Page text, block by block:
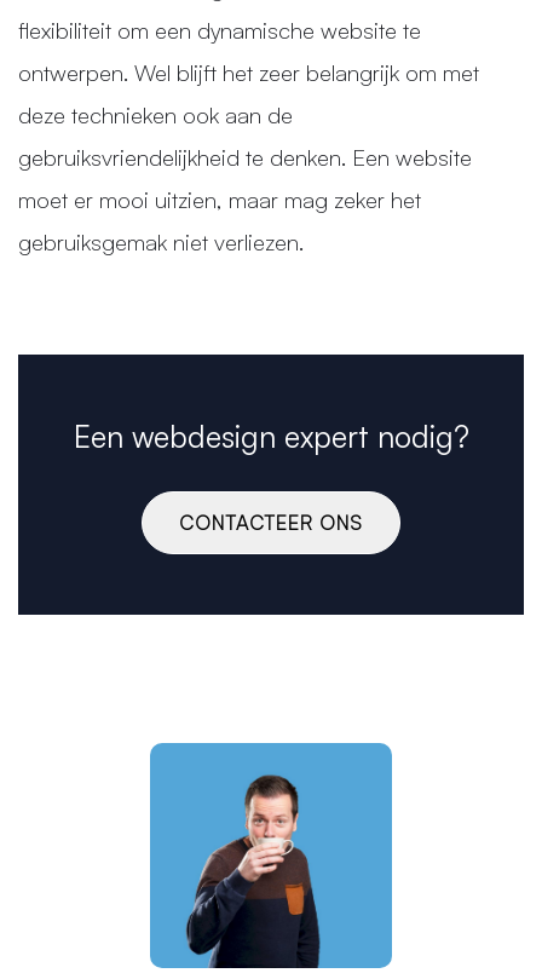
flexibiliteit om een dynamische website te
ontwerpen. Wel blijft het zeer belangrijk om met
deze technieken ook aan de
gebruiksvriendelijkheid te denken. Een website
moet er mooi uitzien, maar mag zeker het
gebruiksgemak niet verliezen.
Een webdesign expert nodig?
CONTACTEER ONS